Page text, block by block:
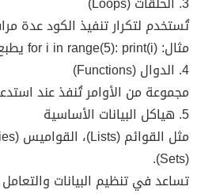
تُستخدم لتكرار تنفيذ الكود عدة
مثال: for i in range(5): print(i) يطبع الأرقام من 0 إلى 4.
4. الدوال (Functions)
مجموعة من الأوامر تُنفذ عند
5. هياكل البيانات الأساسية
(Sets).
تساعد في تنظيم البيانات